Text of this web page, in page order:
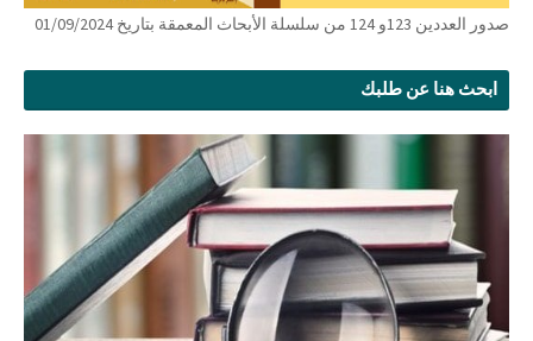
صدور العددين 123و 124 من سلسلة الأبحاث المعمقة بتاريخ 01/09/2024
ابحث هنا عن طلبك